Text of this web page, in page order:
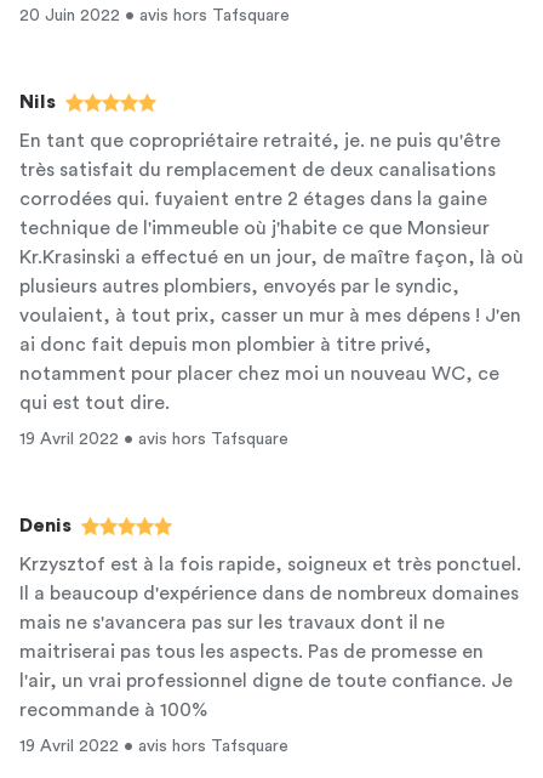
20 Juin 2022 • avis hors Tafsquare
Nils
En tant que copropriétaire retraité, je. ne puis qu'être
très satisfait du remplacement de deux canalisations
corrodées qui. fuyaient entre 2 étages dans la gaine
technique de l'immeuble où j'habite ce que Monsieur
Kr.Krasinski a effectué en un jour, de maître façon, là où
plusieurs autres plombiers, envoyés par le syndic,
voulaient, à tout prix, casser un mur à mes dépens ! J'en
ai donc fait depuis mon plombier à titre privé,
notamment pour placer chez moi un nouveau WC, ce
qui est tout dire.
19 Avril 2022 • avis hors Tafsquare
Denis
Krzysztof est à la fois rapide, soigneux et très ponctuel.
Il a beaucoup d'expérience dans de nombreux domaines
mais ne s'avancera pas sur les travaux dont il ne
maitriserai pas tous les aspects. Pas de promesse en
l'air, un vrai professionnel digne de toute confiance. Je
recommande à 100%
19 Avril 2022 • avis hors Tafsquare